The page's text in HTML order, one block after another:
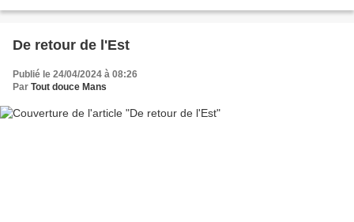
De retour de l'Est
Publié le 24/04/2024 à 08:26
Par Tout douce Mans